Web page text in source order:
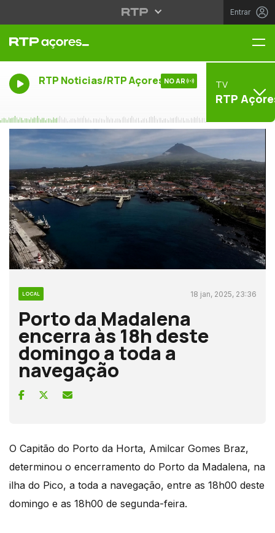
Entrar
RTP Noticias/RTP Açores NO AR TV
RTP
LOCAL 18 jan, 2025, 23:36
Porto da Madalena
encerra às 18h deste
domingo a toda a
navegação
O Capitão do Porto da Horta, Amilcar Gomes Braz,
determinou o encerramento do Porto da Madalena, na
ilha do Pico, a toda a navegação, entre as 18h00 deste
domingo e as 18h00 de segunda-feira.